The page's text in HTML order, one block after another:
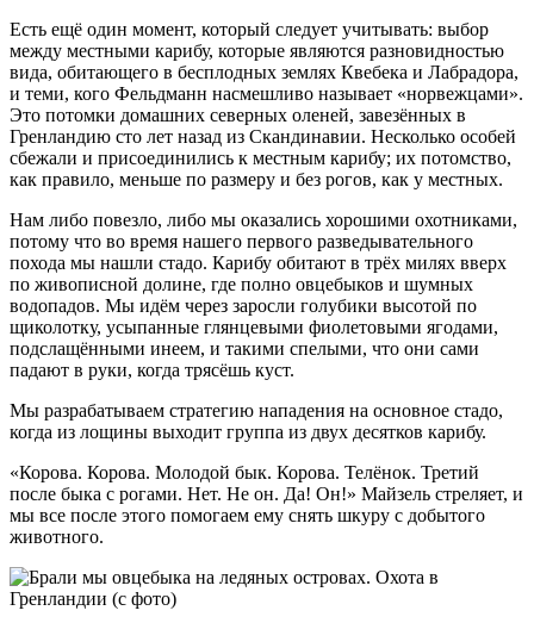
Есть ещё один момент, который следует учитывать: выбор
между местными карибу, которые являются разновидностью
вида, обитающего в бесплодных землях Квебека и Лабрадора,
и теми, кого Фельдманн насмешливо называет «норвежцами».
Это потомки домашних северных оленей, завезённых в
Гренландию сто лет назад из Скандинавии. Несколько особей
сбежали и присоединились к местным карибу; их потомство,
как правило, меньше по размеру и без рогов, как у местных.
Нам либо повезло, либо мы оказались хорошими охотниками,
потому что во время нашего первого разведывательного
похода мы нашли стадо. Карибу обитают в трёх милях вверх
по живописной долине, где полно овцебыков и шумных
водопадов. Мы идём через заросли голубики высотой по
щиколотку, усыпанные глянцевыми фиолетовыми ягодами,
подслащёнными инеем, и такими спелыми, что они сами
падают в руки, когда трясёшь куст.
Мы разрабатываем стратегию нападения на основное стадо,
когда из лощины выходит группа из двух десятков карибу.
«Корова. Корова. Молодой бык. Корова. Телёнок. Третий
после быка с рогами. Нет. Не он. Да! Он!» Майзель стреляет, и
мы все после этого помогаем ему снять шкуру с добытого
животного.